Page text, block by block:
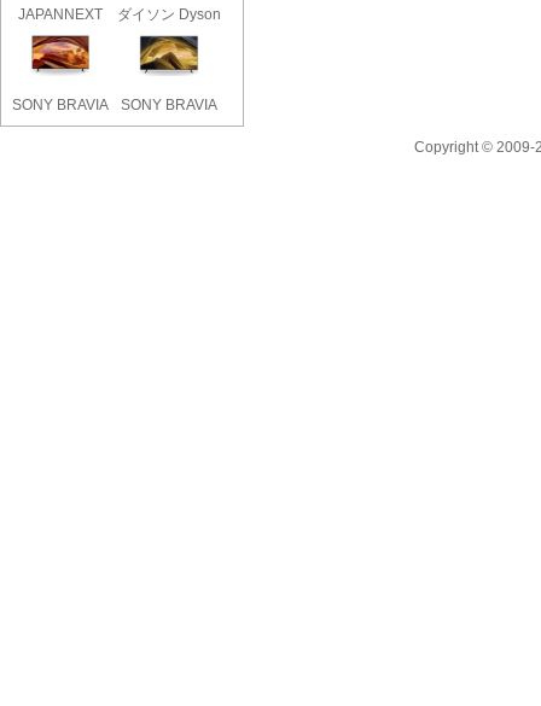
JAPANNEXT
JN-IPS34G16..
ダイソン Dyson
Hot + ..
SONY BRAVIA
SONY BRAVIA
Copyright © 2009-